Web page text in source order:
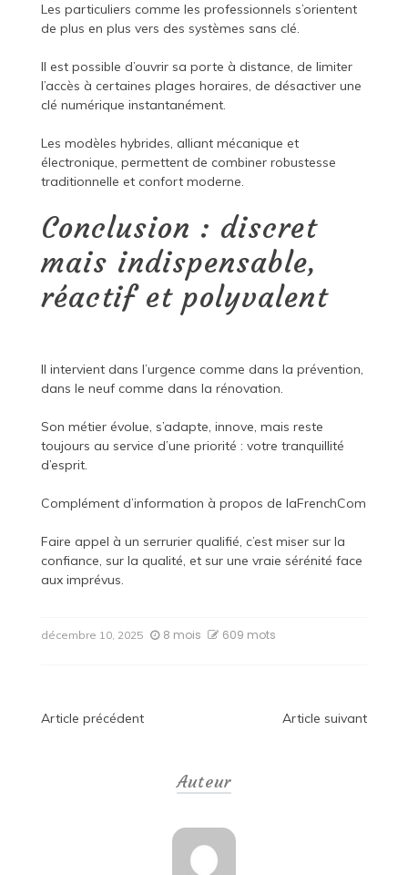
Les particuliers comme les professionnels s’orientent
de plus en plus vers des systèmes sans clé.
Il est possible d’ouvrir sa porte à distance, de limiter
l’accès à certaines plages horaires, de désactiver une
clé numérique instantanément.
Les modèles hybrides, alliant mécanique et
électronique, permettent de combiner robustesse
traditionnelle et confort moderne.
Conclusion : discret
mais indispensable,
réactif et polyvalent
Il intervient dans l’urgence comme dans la prévention,
dans le neuf comme dans la rénovation.
Son métier évolue, s’adapte, innove, mais reste
toujours au service d’une priorité : votre tranquillité
d’esprit.
Complément d’information à propos de laFrenchCom
Faire appel à un serrurier qualifié, c’est miser sur la
confiance, sur la qualité, et sur une vraie sérénité face
aux imprévus.
décembre 10, 2025 8 mois 609 mots
Navigation
Article précédent Article suivant
Auteur